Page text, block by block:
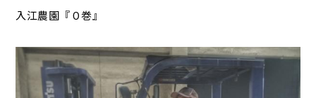
入江農園『０巻』